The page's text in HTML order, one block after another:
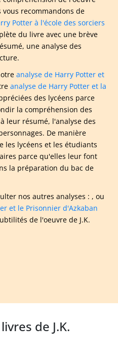
vous recommandons de
Potter à l'école des sorciers
du livre avec une brève
une analyse des
analyse de Harry Potter et
analyse de Harry Potter et la
des lycéens parce
la compréhension des
leur résumé, l'analyse des
De manière
les lycéens et les étudiants
parce qu'elles leur font
la préparation du bac de
nos autres analyses : , ou
et le Prisonnier d'Azkaban
de l'oeuvre de J.K.
de J.K.